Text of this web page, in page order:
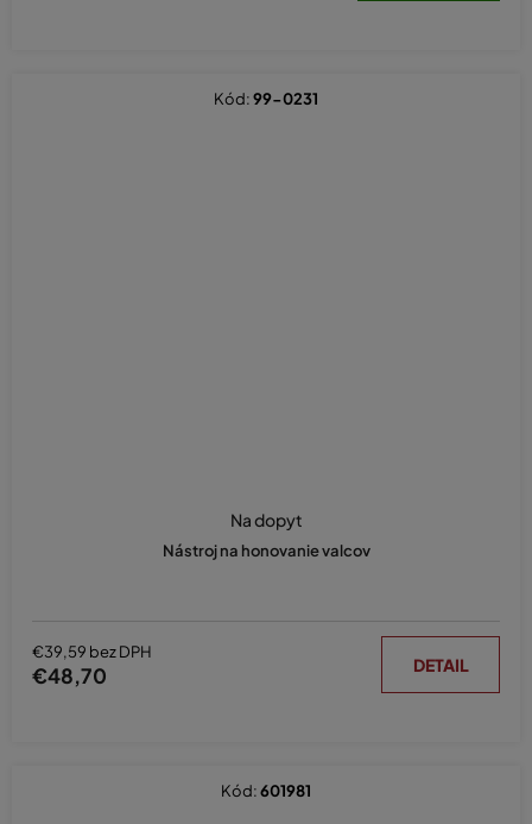
Nástroj na honovanie valcov
Na dopyt
€39,59 bez DPH
€48,70 DETAIL
Kód:99-0231
Kód:601981